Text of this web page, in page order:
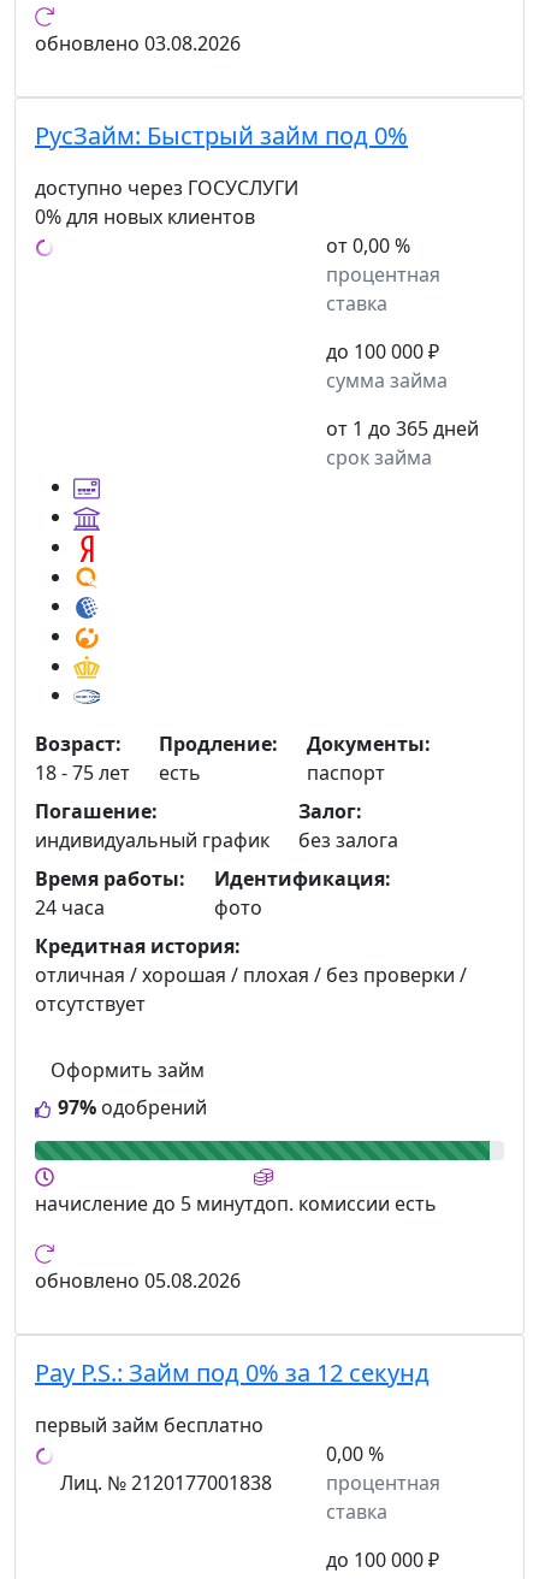
обновлено 03.08.2026
РусЗайм: Быстрый займ под 0%
доступно через ГОСУСЛУГИ
0% для новых клиентов
от 0,00 %
процентная
ставка
до 100 000 ₽
сумма займа
от 1 до 365 дней
срок займа
97% одобрений
Оформить займ
Возраст:
18 - 75 лет
Продление:
есть
Документы:
паспорт
Погашение:
индивидуальный график
Залог:
без залога
Время работы:
24 часа
Идентификация:
фото
Кредитная история:
отличная / хорошая / плохая / без проверки /
отсутствует
начислениедо 5 минутдоп. комиссии есть
обновлено 05.08.2026
Pay P.S.: Займ под 0% за 12 секунд
первый займ бесплатно
Лиц. № 2120177001838
0,00 %
процентная
ставка
до 100 000 ₽